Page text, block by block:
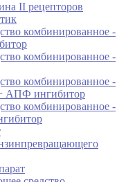
II рецепторов
комбинированное -
комбинированное -
комбинированное -
АПФ ингибитор
комбинированное -